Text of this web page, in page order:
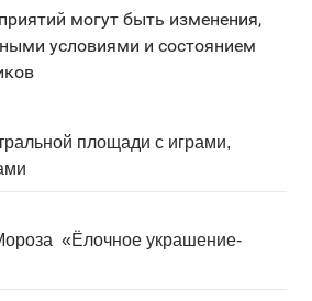
могут быть изменения,
условиями и состоянием
площади с играми,
«Ёлочное украшение-